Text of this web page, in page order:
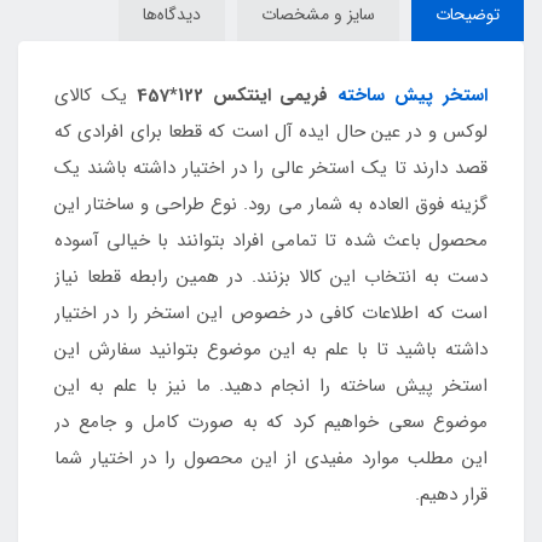
توضیحات سایز و مشخصات دیدگاه‌ها
استخر پیش ساخته فریمی اینتکس 122*457
یک کالای
لوکس و در عین حال ایده آل است که قطعا برای افرادی که
قصد دارند تا یک استخر عالی را در اختیار داشته باشند یک
گزینه فوق العاده به شمار می رود. نوع طراحی و ساختار این
محصول باعث شده تا تمامی افراد بتوانند با خیالی آسوده
دست به انتخاب این کالا بزنند. در همین رابطه قطعا نیاز
است که اطلاعات کافی در خصوص این استخر را در اختیار
داشته باشید تا با علم به این موضوع بتوانید سفارش این
استخر پیش ساخته را انجام دهید. ما نیز با علم به این
موضوع سعی خواهیم کرد که به صورت کامل و جامع در
این مطلب موارد مفیدی از این محصول را در اختیار شما
قرار دهیم.